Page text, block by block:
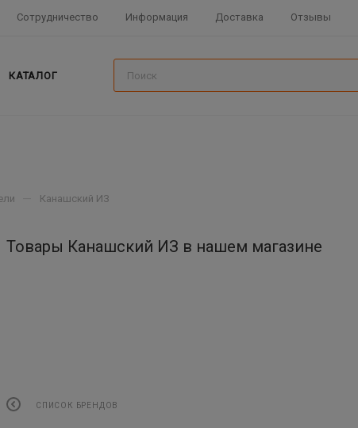
Сотрудничество Информация Доставка Отзывы
КАТАЛОГ
Канашский ИЗ
Товары Канашский ИЗ в нашем магазине
СПИСОК БРЕНДОВ